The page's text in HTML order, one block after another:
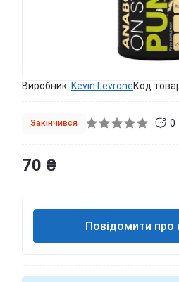
Виробник: Kevin LevroneКод
Закінчився 0
70 ₴
Повідомити про